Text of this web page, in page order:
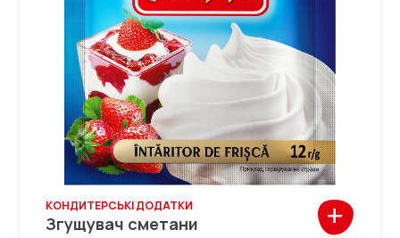
КОНДИТЕРСЬКІ ДОДАТКИ
Згущувач сметани +